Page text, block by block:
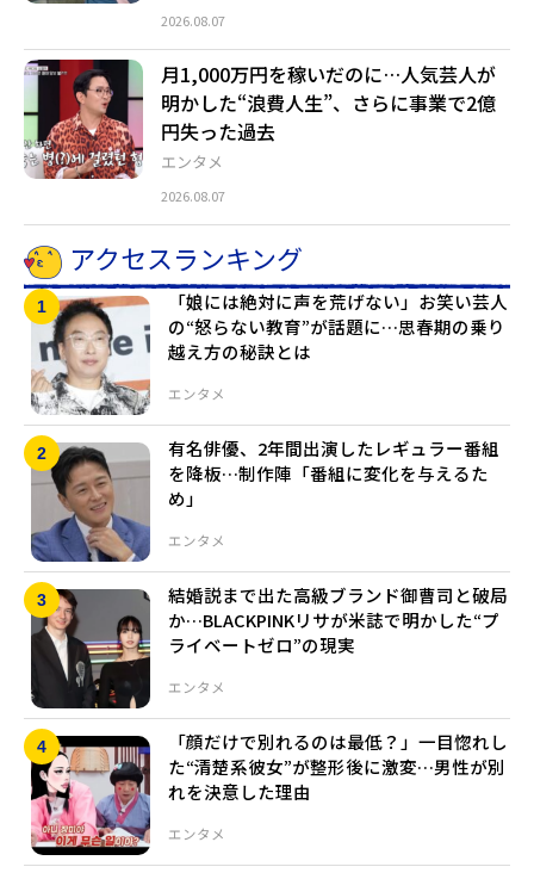
2026.08.07
エンタメ
月1,000万円を稼いだのに…人気芸人が
明かした“浪費人生”、さらに事業で2億
円失った過去
2026.08.07
アクセスランキング
エンタメ
「娘には絶対に声を荒げない」お笑い芸人
の“怒らない教育”が話題に…思春期の乗り
越え方の秘訣とは
エンタメ
有名俳優、2年間出演したレギュラー番組
を降板…制作陣「番組に変化を与えるた
め」
エンタメ
結婚説まで出た高級ブランド御曹司と破局
か…BLACKPINKリサが米誌で明かした“プ
ライベートゼロ”の現実
エンタメ
「顔だけで別れるのは最低？」一目惚れし
た“清楚系彼女”が整形後に激変…男性が別
れを決意した理由